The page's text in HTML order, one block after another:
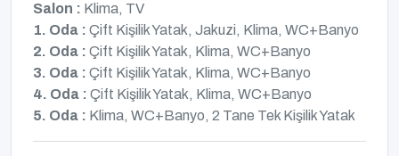
Salon : Klima, TV
1. Oda : Çift Kişilik Yatak, Jakuzi, Klima, WC+Banyo
2. Oda : Çift Kişilik Yatak, Klima, WC+Banyo
3. Oda : Çift Kişilik Yatak, Klima, WC+Banyo
4. Oda : Çift Kişilik Yatak, Klima, WC+Banyo
5. Oda : Klima, WC+Banyo, 2 Tane Tek Kişilik Yatak